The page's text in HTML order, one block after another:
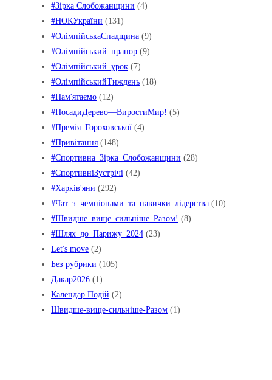
#Зірка Слобожанщини (4)
#НОКУкраїни (131)
#ОлімпійськаСпадщина (9)
#Олімпійський_прапор (9)
#Олімпійський_урок (7)
#ОлімпійськийТиждень (18)
#Пам'ятаємо (12)
#ПосадиДерево—ВиростиМир! (5)
#Премія_Гороховської (4)
#Привітання (148)
#Спортивна_Зірка_Слобожанщини (28)
#СпортивніЗустрічі (42)
#Харків'яни (292)
#Чат_з_чемпіонами_та_навички_лідерства (10)
#Швидше_вище_сильніше_Pазом! (8)
#Шлях_до_Парижу_2024 (23)
Let's move (2)
Без рубрики (105)
Дакар2026 (1)
Календар Подій (2)
Швидше-вище-сильніше-Разом (1)